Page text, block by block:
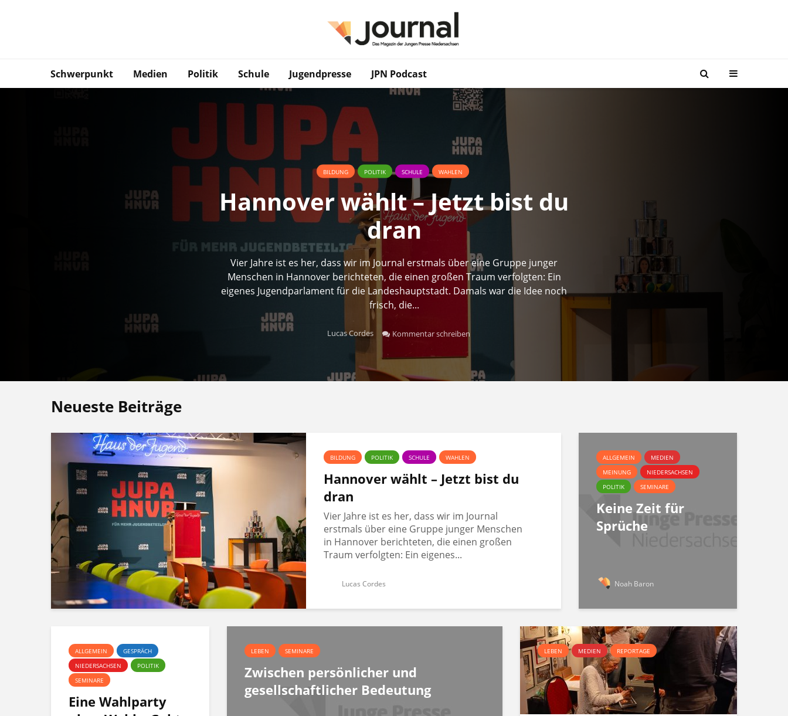
Schwerpunkt Medien Politik Schule Jugendpresse JPN Podcast
BILDUNG POLITIK SCHULE WAHLEN
Hannover wählt – Jetzt bist du
dran
Vier Jahre ist es her, dass wir im Journal erstmals über eine Gruppe junger
Menschen in Hannover berichteten, die einen großen Traum verfolgten: Ein
eigenes Jugendparlament für die Landeshauptstadt. Damals war die Idee noch
frisch, die...
Lucas Cordes Kommentar schreiben
Neueste Beiträge
BILDUNG POLITIK SCHULE WAHLEN
Hannover wählt – Jetzt bist du
dran
Vier Jahre ist es her, dass wir im Journal
erstmals über eine Gruppe junger Menschen
in Hannover berichteten, die einen großen
Traum verfolgten: Ein eigenes...
Lucas Cordes
ALLGEMEIN
MEDIEN
MEINUNG
NIEDERSACHSEN
POLITIK
SEMINARE
Keine Zeit für
Sprüche
Noah Baron
ALLGEMEIN
GESPRÄCH
NIEDERSACHSEN
POLITIK
SEMINARE
Eine Wahlparty
LEBEN SEMINARE
Zwischen persönlicher und
gesellschaftlicher Bedeutung
LEBEN MEDIEN REPORTAGE